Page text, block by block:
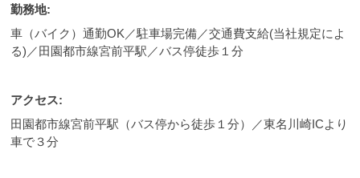
勤務地:
車（バイク）通勤OK／駐車場完備／交通費支給(当社規定によ
る)／田園都市線宮前平駅／バス停徒歩１分
アクセス:
田園都市線宮前平駅（バス停から徒歩１分）／東名川崎ICより
車で３分